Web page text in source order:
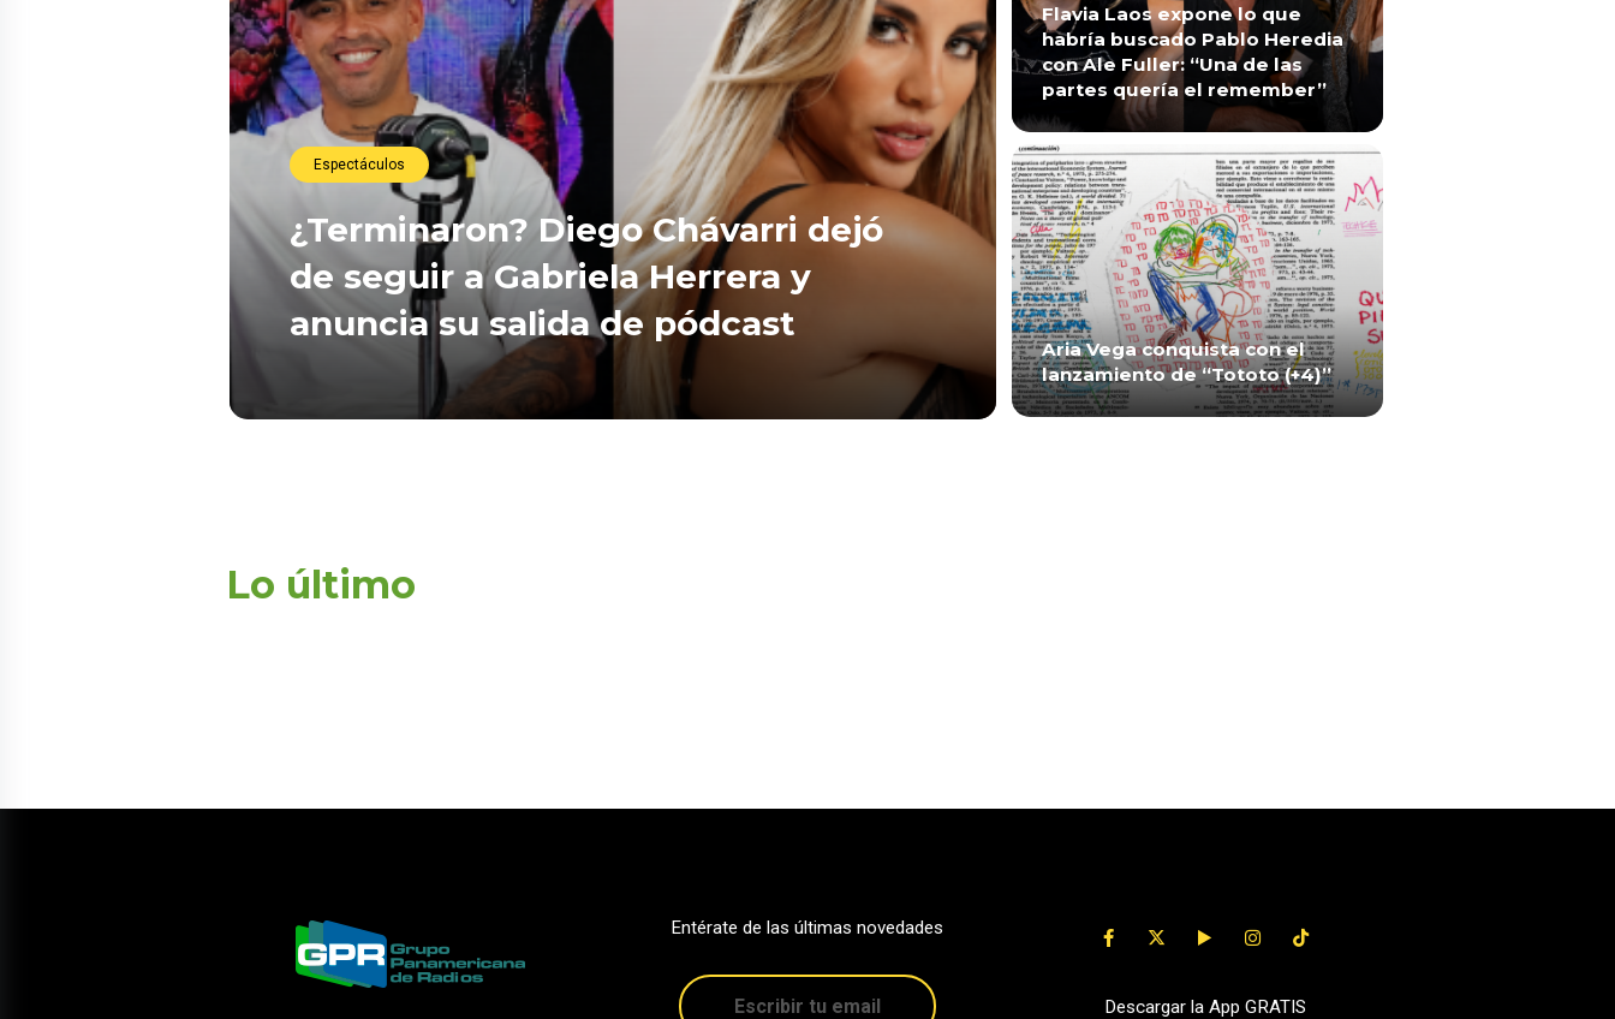
Espectáculos
¿Terminaron? Diego Chávarri dejó
de seguir a Gabriela Herrera y
anuncia su salida de pódcast
Flavia Laos expone lo que
habría buscado Pablo Heredia
con Ale Fuller: “Una de las
partes quería el remember”
Aria Vega conquista con el
lanzamiento de “Tototo (+4)”
Lo último
Entérate de las últimas novedades
Descargar la App GRATIS